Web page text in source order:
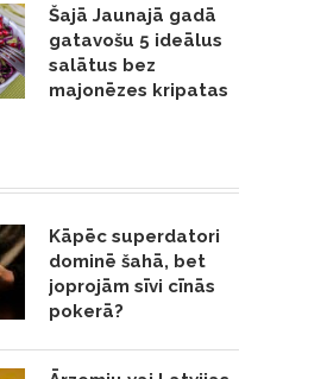
Šajā Jaunajā gadā
gatavošu 5 ideālus
salātus bez
majonēzes kripatas
Kāpēc superdatori
dominē šahā, bet
joprojām sīvi cīnās
pokerā?